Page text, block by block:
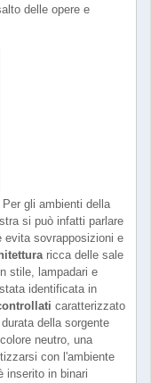
delle opere e
Per gli ambienti della
si può infatti parlare
evita sovrapposizioni e
ricca delle sale
stile, lampadari e
identificata in
caratterizzato
della sorgente
neutro, una
con l'ambiente
inserito in binari